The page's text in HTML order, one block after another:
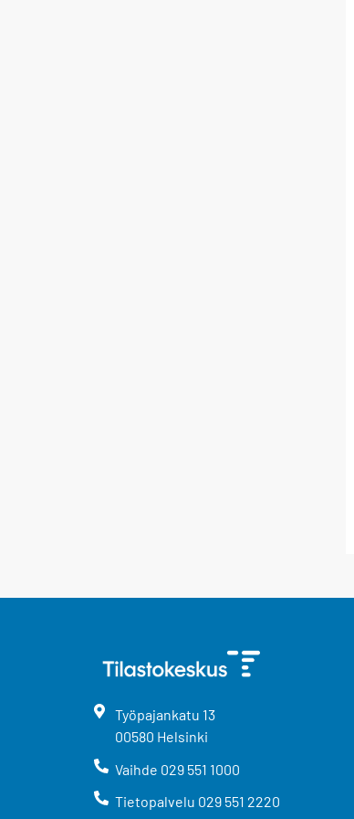
Työpajankatu 13
00580 Helsinki
Vaihde 029 551 1000
Tietopalvelu 029 551 2220